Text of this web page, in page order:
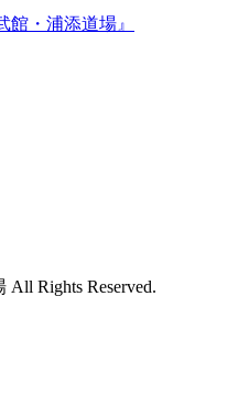
・浦添道場』
Rights Reserved.